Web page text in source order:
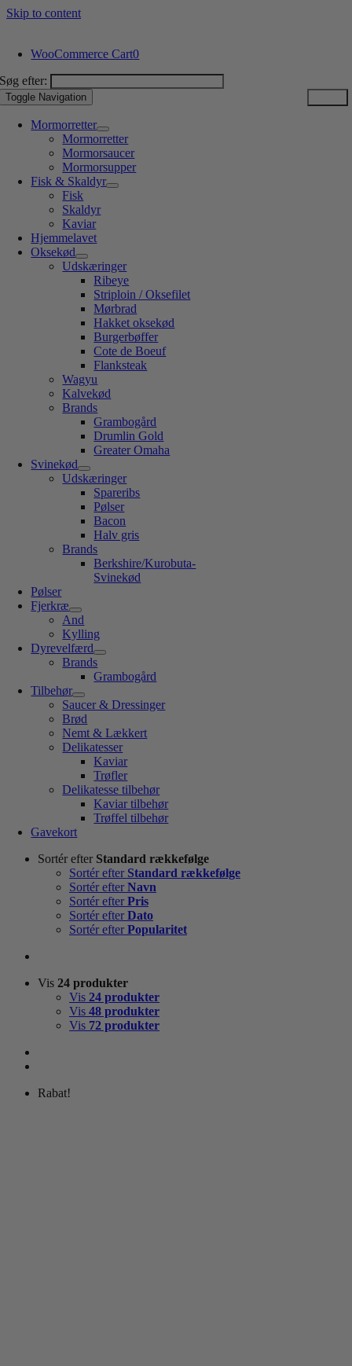
Skip to content
WooCommerce Cart0
Søg efter:
Toggle Navigation
Mormorretter
Mormorretter
Mormorsaucer
Mormorsupper
Fisk & Skaldyr
Fisk
Skaldyr
Kaviar
Hjemmelavet
Oksekød
Udskæringer
Ribeye
Striploin / Oksefilet
Mørbrad
Hakket oksekød
Burgerbøffer
Cote de Boeuf
Flanksteak
Wagyu
Kalvekød
Brands
Grambogård
Drumlin Gold
Greater Omaha
Svinekød
Udskæringer
Spareribs
Pølser
Bacon
Halv gris
Brands
Berkshire/Kurobuta-
Svinekød
Pølser
Fjerkræ
And
Kylling
Dyrevelfærd
Brands
Grambogård
Tilbehør
Saucer & Dressinger
Brød
Nemt & Lækkert
Delikatesser
Kaviar
Trøfler
Delikatesse tilbehør
Kaviar tilbehør
Trøffel tilbehør
Gavekort
Sortér efter Standard rækkefølge
Sortér efter Standard rækkefølge
Sortér efter Navn
Sortér efter Pris
Sortér efter Dato
Sortér efter Popularitet
Vis 24 produkter
Vis 24 produkter
Vis 48 produkter
Vis 72 produkter
Rabat!